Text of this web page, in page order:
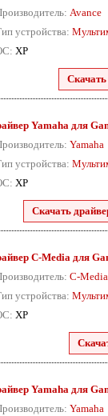
Avance
устройства:
XP
Yamaha для
Yamaha
устройства:
XP
Скачать
C-Media для
C-Media
устройства:
XP
Yamaha для
Yamaha